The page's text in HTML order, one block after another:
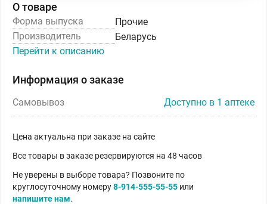
О товаре
Форма выпуска
Прочие
Производитель
Беларусь
Перейти к описанию
Информация о заказе
Самовывоз Доступно в 1 аптеке
Цена актуальна при заказе на сайте
Все товары в заказе резервируются на 48 часов
Не уверены в выборе товара? Позвоните по
круглосуточному номеру8-914-555-55-55 или
напишите нам.